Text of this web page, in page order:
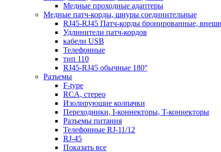
Медные проходные адаптеры
Медные патч-корды, шнуры соединительные
RJ45-RJ45 Патч-корды бронированные,
Удлинители патч-кордов
кабели USB
Телефонные
тип 110
RJ45-RJ45 обычные 180°
Разъемы
F-type
RCA, стерео
Изолирующие колпачки
Переходники, I-коннекторы, T-коннекторы
Разъемы питания
Телефонные RJ-11/12
RJ-45
Показать все